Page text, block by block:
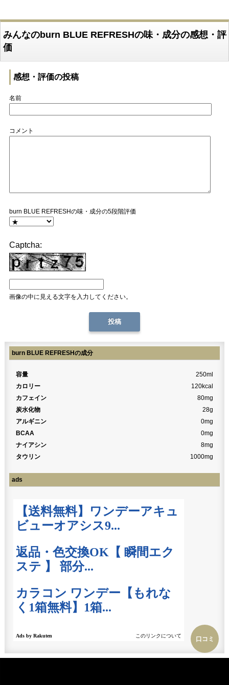
みんなのburn BLUE REFRESHの味・成分の感想・評
価
感想・評価の投稿
名前
コメント
burn BLUE REFRESHの味・成分の5段階評価
Captcha:
画像の中に見える文字を入力してください。
口コミ
burn BLUE REFRESHの成分
容量
250ml
カロリー
120kcal
カフェイン
80mg
炭水化物
28g
アルギニン
0mg
BCAA
0mg
ナイアシン
8mg
タウリン
1000mg
ads